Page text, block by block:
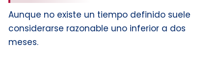
Aunque no existe un tiempo definido suele
considerarse razonable uno inferior a dos
meses.